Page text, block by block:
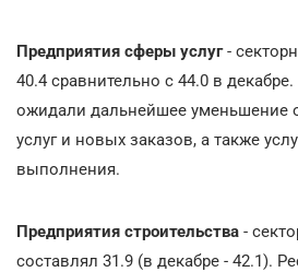
Предприятия сферы услуг-
40.4 сравнительно с 44.0 в
ожидали дальнейшее уменьшение
услуг и новых заказов, а также
выполнения.
Предприятия строительства -
составлял 31.9 (в декабре - 42.1).